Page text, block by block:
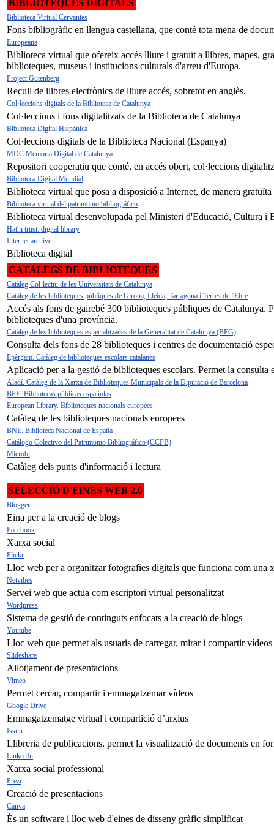
BIBLIOTEQUES DIGITALS
Biblioteca Virtual Cervantes
Fons bibliogràfic en llengua castellana, que conté tota mena de
Europeana
Biblioteca virtual que ofereix accés lliure i gratuït a llibres, mapes,
biblioteques, museus i institucions culturals d'arreu d'Europa.
Project Gutenberg
Recull de llibres electrònics de lliure accés, sobretot en anglès.
Col·leccions digitals de la Biblioteca de Catalunya
Col·leccions i fons digitalitzats de la Biblioteca de Catalunya
Biblioteca Digital Hispánica
Col·leccions digitals de la Biblioteca Nacional (Espanya)
MDC Memòria Digital de Catalunya
Repositori cooperatiu que conté, en accés obert, col·leccions
Biblioteca Digital Mundial
Biblioteca virtual que posa a disposició a Internet, de manera
Biblioteca virtual del patrimonio bibliográfico
Biblioteca virtual desenvolupada pel Ministeri d'Educació, Cultura i
Hathi trust: digital library
Internet archive
Biblioteca digital
CATÀLEGS DE BIBLIOTEQUES
Catàleg Col·lectiu de les Universitats de Catalunya
Catàleg de les biblioteques públiques de Girona, Lleida, Tarragona i Terres de l'Ebre
Accés als fons de gairebé 300 biblioteques públiques de Catalunya.
biblioteques d'una província.
Catàleg de les biblioteques especialitzades de la Generalitat de Catalunya (BEG)
Consulta dels fons de 28 biblioteques i centres de documentació
Epèrgam. Catàleg de biblioteques escolars catalanes
Aplicació per a la gestió de biblioteques escolars. Permet la consulta
Aladí. Catàleg de la Xarxa de Biblioteques Municipals de la Diputació de Barcelona
BPE. Bibliotecas públicas españolas
European Library. Biblioteques nacionals europees
Catàleg de les biblioteques nacionals europees
BNE. Biblioteca Nacional de España
Catálogo Colectivo del Patrimonio Bibliográfico (CCPB)
Microbi
Catàleg dels punts d'informació i lectura
SELECCIÓ D'EINES WEB 2.0
Blogger
Eina per a la creació de blogs
Facebook
Xarxa social
Flickr
Lloc web per a organitzar fotografies digitals que funciona com una
Netvibes
Servei web que actua com escriptori virtual personalitzat
Wordpress
Sistema de gestió de continguts enfocats a la creació de blogs
Youtube
Lloc web que permet als usuaris de carregar, mirar i compartir vídeos
Slideshare
Allotjament de presentacions
Vimeo
Permet cercar, compartir i emmagatzemar vídeos
Google Drive
Emmagatzematge virtual i compartició d’arxius
Issuu
Llibreria de publicacions, permet la visualització de documents en
LinkedIn
Xarxa social professional
Prezi
Creació de presentacions
Canva
És un software i lloc web d'eines de disseny gràfic simplificat